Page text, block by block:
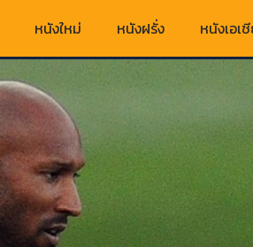
หนังใหม่ หนังฝรั่ง หนังเอเ